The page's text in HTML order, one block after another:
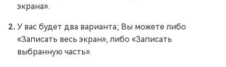
экрана».
У вас будет два варианта; Вы можете либо
«Записать весь экран», либо «Записать
выбранную часть».